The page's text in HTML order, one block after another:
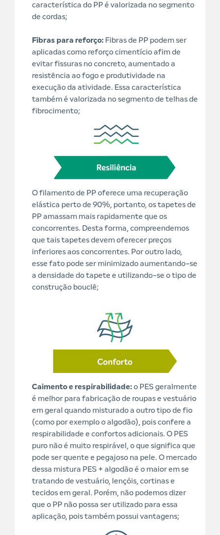
característica do PP é valorizada no segmento
de cordas;
Fibras para reforço: Fibras de PP podem ser
aplicadas como reforço cimentício afim de
evitar fissuras no concreto, aumentado a
resistência ao fogo e produtividade na
execução da atividade. Essa característica
também é valorizada no segmento de telhas de
fibrocimento;
O filamento de PP oferece uma recuperação
elástica perto de 90%, portanto, os tapetes de
PP amassam mais rapidamente que os
concorrentes. Desta forma, compreendemos
que tais tapetes devem oferecer preços
inferiores aos concorrentes. Por outro lado,
esse fato pode ser minimizado aumentando-se
a densidade do tapete e utilizando-se o tipo de
construção bouclê;
Caimento e respirabilidade:o PES geralmente
é melhor para fabricação de roupas e vestuário
em geral quando misturado a outro tipo de fio
(como por exemplo o algodão), pois confere a
respirabilidade e confortos adicionais. O PES
puro não é muito respirável, o que significa que
pode ser quente e pegajoso na pele. O mercado
dessa mistura PES + algodão é o maior em se
tratando de vestuário, lençóis, cortinas e
tecidos em geral. Porém, não podemos dizer
que o PP não possa ser utilizado para essa
aplicação, pois também possui vantagens;